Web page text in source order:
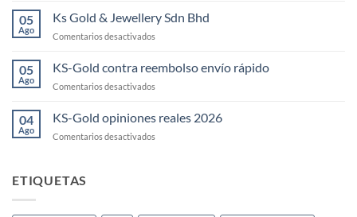
Golden
Co
Ltd
05
Ago
Ks Gold & Jewellery Sdn Bhd
Comentarios desactivados
Gold
&
Jewellery
Bhd
05
Ago
KS-Gold contra reembolso envío rápido
Comentarios desactivados
contra
reembolso
04
Ago
KS-Gold opiniones reales 2026
Comentarios desactivados
ETIQUETAS